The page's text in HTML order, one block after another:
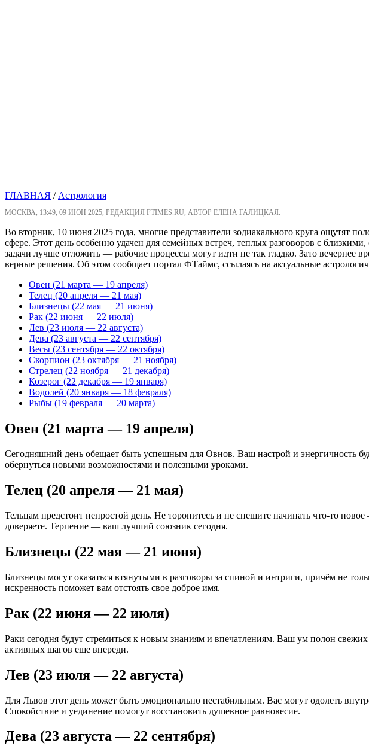
ГЛАВНАЯ /Астрология
МОСКВА, 13:49, 09 ИЮН 2025, РЕДАКЦИЯ FTIMES.RU, АВТОР ЕЛЕНА ГАЛИЦКАЯ.
Во вторник, 10 июня 2025 года, многие представители зодиакального круга ощутят
сфере. Этот день особенно удачен для семейных встреч, теплых разговоров с
задачи лучше отложить — рабочие процессы могут идти не так гладко. Зато вечернее
верные решения. Об этом сообщает портал ФТаймс, ссылаясь на актуальные
Овен (21 марта — 19 апреля)
Телец (20 апреля — 21 мая)
Близнецы (22 мая — 21 июня)
Рак (22 июня — 22 июля)
Лев (23 июля — 22 августа)
Дева (23 августа — 22 сентября)
Весы (23 сентября — 22 октября)
Скорпион (23 октября — 21 ноября)
Стрелец (22 ноября — 21 декабря)
Козерог (22 декабря — 19 января)
Водолей (20 января — 18 февраля)
Рыбы (19 февраля — 20 марта)
Овен (21 марта — 19 апреля)
Сегодняшний день обещает быть успешным для Овнов. Ваш настрой и энергичность
обернуться новыми возможностями и полезными уроками.
Телец (20 апреля — 21 мая)
Тельцам предстоит непростой день. Не торопитесь и не спешите начинать что-то
доверяете. Терпение — ваш лучший союзник сегодня.
Близнецы (22 мая — 21 июня)
Близнецы могут оказаться втянутыми в разговоры за спиной и интриги, причём не
искренность поможет вам отстоять свое доброе имя.
Рак (22 июня — 22 июля)
Раки сегодня будут стремиться к новым знаниям и впечатлениям. Ваш ум полон
активных шагов еще впереди.
Лев (23 июля — 22 августа)
Для Львов этот день может быть эмоционально нестабильным. Вас могут одолеть
Спокойствие и уединение помогут восстановить душевное равновесие.
Дева (23 августа — 22 сентября)